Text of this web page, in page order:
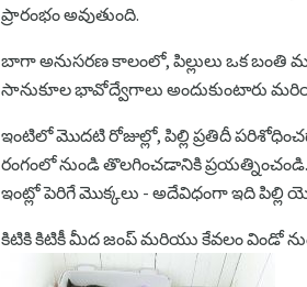
ప్రారంభం అవుతుంది.
బాగా అనుసరణ కాలంలో, పిల్లులు ఒక
సానుకూల భావోద్వేగాలు అందుకుంటారు
ఇంటిలో మొదటి రోజుల్లో, పిల్లి ప్రతిదీ
రంగంలో నుండి తొలగించడానికి
ఇంట్లో పెరిగే మొక్కలు - అదేవిధంగా ఇది పిల్లి
కిటికి కిటికీ మీద జంప్ మరియు కేవలం విండో